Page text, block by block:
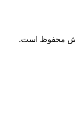
باش محفوظ است.